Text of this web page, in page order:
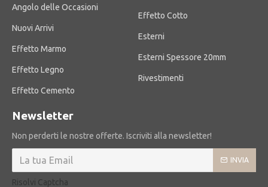
Angolo delle Occasioni
Nuovi Arrivi
Effetto Marmo
Effetto Legno
Effetto Cemento
Effetto Cotto
Esterni
Esterni Spessore 20mm
Rivestimenti
Newsletter
Non perderti le nostre offerte. Iscriviti alla newsletter!
INVIA
Risolvi Captcha